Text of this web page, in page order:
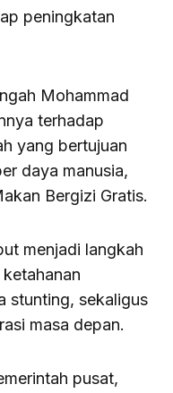
peningkatan
Mohammad
terhadap
yang bertujuan
daya manusia,
Bergizi Gratis.
menjadi langkah
stunting, sekaligus
masa depan.
pusat,